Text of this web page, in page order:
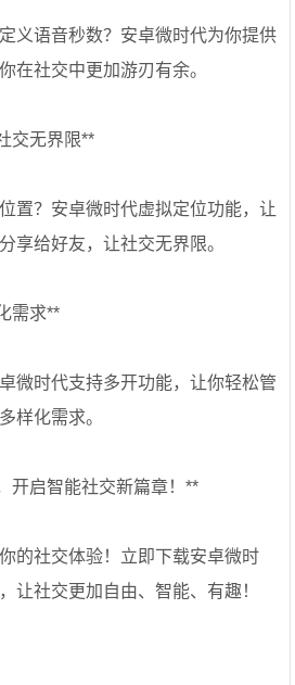
义语音秒数？安卓微时代为你提供
在社交中更加游刃有余。
交无界限**
置？安卓微时代虚拟定位功能，让
享给好友，让社交无界限。
需求**
微时代支持多开功能，让你轻松管
样化需求。
开启智能社交新篇章！**
的社交体验！立即下载安卓微时
让社交更加自由、智能、有趣！